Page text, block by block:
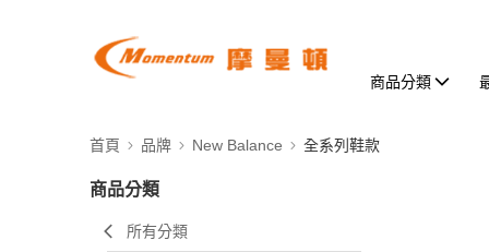
商品分類
首頁 品牌 New Balance 全系列鞋款
商品分類
所有分類